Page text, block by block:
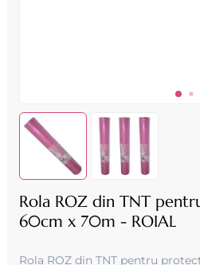
Rola ROZ din TNT
60cm x 70m - ROIAL
Rola ROZ din TNT pentru